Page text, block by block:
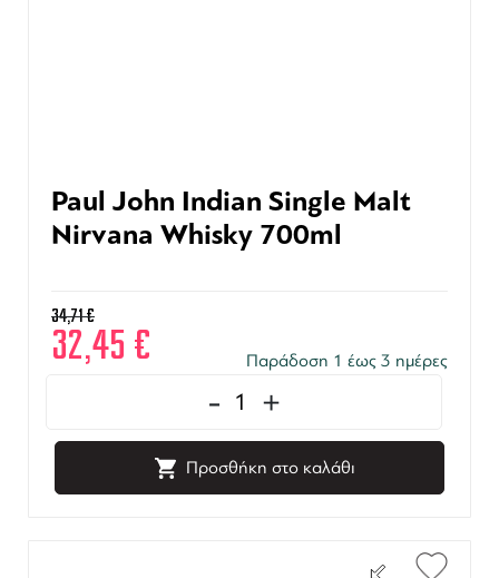
Paul John Indian Single Malt
Nirvana Whisky 700ml
34,71€
32,45 € Παράδοση 1 έως 3 ημέρες
- +
Προσθήκη στο καλάθι